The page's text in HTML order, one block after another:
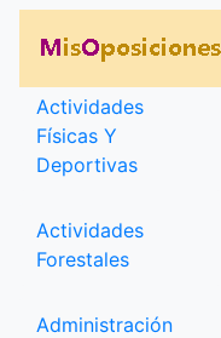
Categorías
Actividades
Físicas Y
Deportivas
Actividades
Forestales
Administración